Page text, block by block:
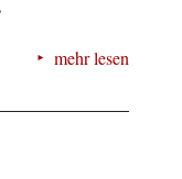
mehr lesen